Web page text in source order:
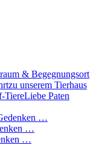
& Begegnungsort
zu unserem Tierhaus
TiereLiebe Paten
…
…
…